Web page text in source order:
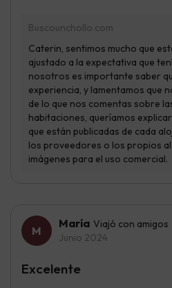
María Viajó con amigos
Junio 2024
Excelente